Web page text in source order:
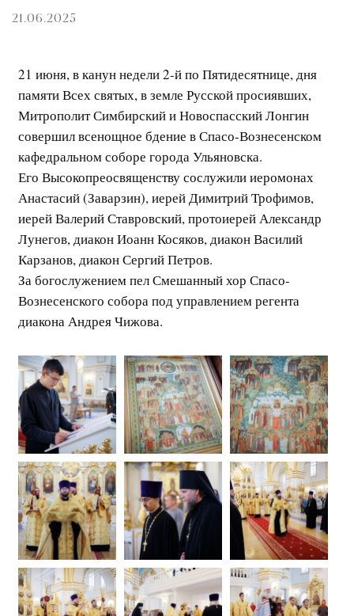
21.06.2025
21 июня, в канун недели 2-й по Пятидесятнице, дня
памяти Всех святых, в земле Русской просиявших,
Митрополит Симбирский и Новоспасский Лонгин
совершил всенощное бдение в Спасо-Вознесенском
кафедральном соборе города Ульяновска.
Его Высокопреосвященству сослужили иеромонах
Анастасий (Заварзин), иерей Димитрий Трофимов,
иерей Валерий Ставровский, протоиерей Александр
Лунегов, диакон Иоанн Косяков, диакон Василий
Карзанов, диакон Сергий Петров.
За богослужением пел Смешанный хор Спасо-
Вознесенского собора под управлением регента
диакона Андрея Чижова.